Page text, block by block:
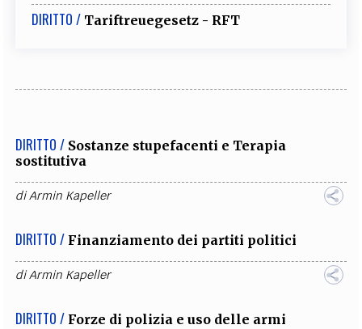
DIRITTO / Tariftreuegesetz - RFT
DIRITTO / Sostanze stupefacenti e Terapia
sostitutiva
diArmin Kapeller
DIRITTO / Finanziamento dei partiti politici
diArmin Kapeller
DIRITTO / Forze di polizia e uso delle armi